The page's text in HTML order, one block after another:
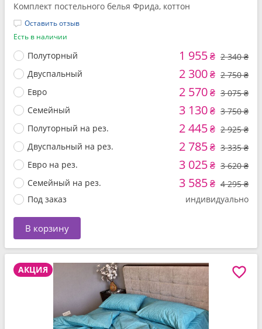
Комплект постельного белья Фрида, коттон
Оставить отзыв
Есть в наличии
Полуторный 1 955₴ 2 340 ₴
Двуспальный
2 300₴ 2 750 ₴
Евро
2 570₴ 3 075 ₴
Семейный
3 130₴ 3 750 ₴
Полуторный на рез.
2 445₴ 2 925 ₴
Двуспальный на рез.
2 785₴ 3 335 ₴
Евро на рез.
3 025₴ 3 620 ₴
Семейный на рез.
3 585₴ 4 295 ₴
Под заказ
индивидуально
В корзину
АКЦИЯ